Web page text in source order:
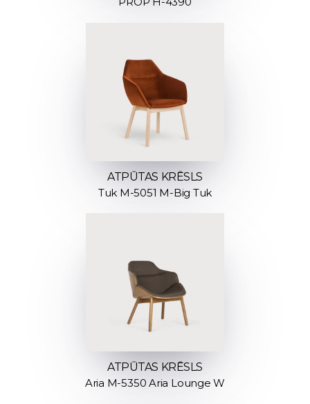
ATPŪTAS KRĒSLS
Tuk M-5051 M-Big Tuk
ATPŪTAS KRĒSLS
Aria M-5350 Aria Lounge W